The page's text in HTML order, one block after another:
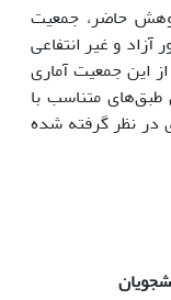
حاضر، جمعیت
آزاد و غیر انتفاعی
که از این جمعیت آماری
طبق‌های متناسب با
حجم نمونه 315 نفری در نظر گرفته شده